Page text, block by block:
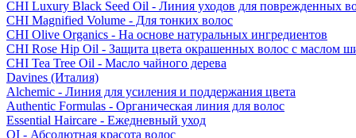
CHI Luxury Black Seed Oil - Линия уходов для поврежденных
CHI Magnified Volume - Для тонких волос
CHI Olive Organics - На основе натуральных ингредиентов
CHI Rose Hip Oil - Защита цвета окрашенных волос с маслом
CHI Tea Tree Oil - Масло чайного дерева
Davines (Италия)
Alchemic - Линия для усиления и поддержания цвета
Authentic Formulas - Органическая линия для волос
Essential Haircare - Eжедневный уход
OI - Абсолютная красота волос